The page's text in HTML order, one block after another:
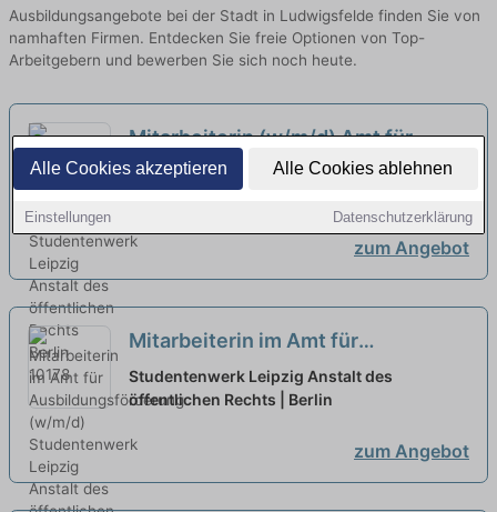
Alle Cookies akzeptieren Alle Cookies ablehnen
Einstellungen Datenschutzerklärung
Ausbildungsangebote bei der Stadt in Ludwigsfelde finden Sie von
namhaften Firmen. Entdecken Sie freie Optionen von Top-
Arbeitgebern und bewerben Sie sich noch heute.
Mitarbeiterin (w/m/d) Amt für
Ausbildungsförderung neu
Studentenwerk Leipzig Anstalt des
öffentlichen Rechts | Berlin
zum Angebot
Mitarbeiterin im Amt für
Ausbildungsförderung (w/m/d)
Studentenwerk Leipzig Anstalt des
öffentlichen Rechts | Berlin
zum Angebot